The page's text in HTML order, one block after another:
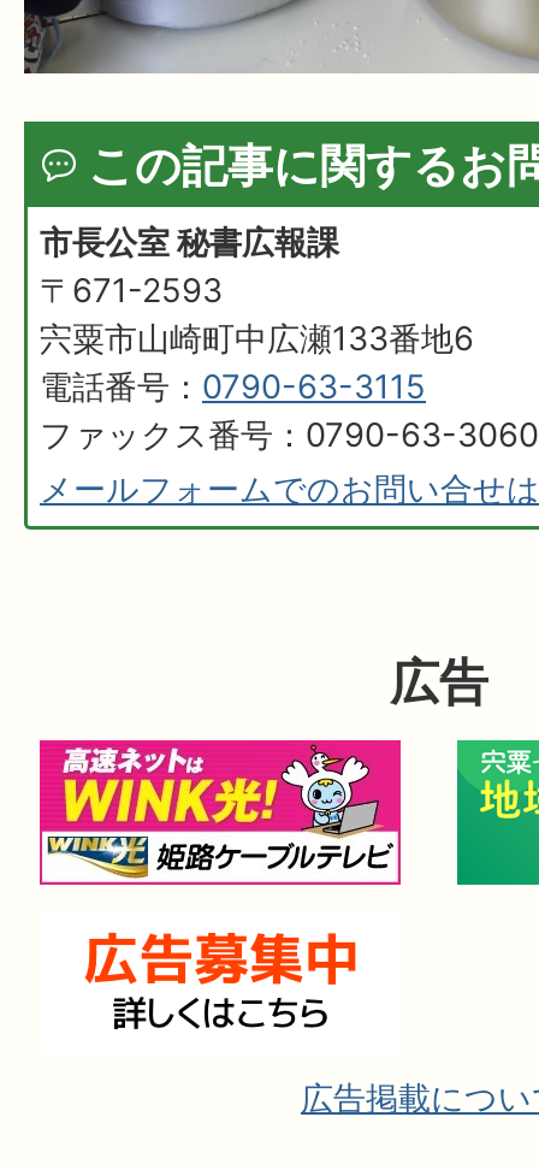
この記事に関するお
市長公室 秘書広報課
〒671-2593
宍粟市山崎町中広瀬133番地6
電話番号： 0790-63-3115
ファックス番号：0790-63-3060
メールフォームでのお問い合せ
広告
広告掲載につ